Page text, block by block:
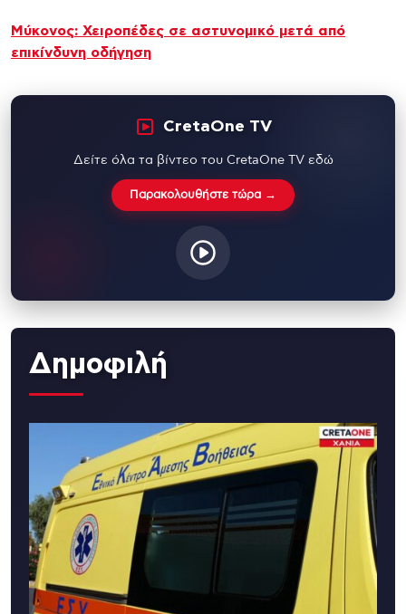
Μύκονος: Χειροπέδες σε αστυνομικό μετά από
επικίνδυνη οδήγηση
CretaOne TV
Δείτε όλα τα βίντεο του CretaOne TV εδώ
Παρακολουθήστε τώρα →
Δημοφιλή